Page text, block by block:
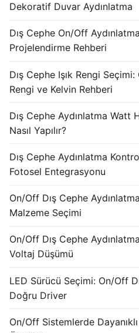
SSS
Dekoratif Duvar Aydınlatma
Dış Cephe On/Off
Projelendirme Rehberi
Dış Cephe Işık Rengi
Rengi ve Kelvin Rehberi
Dış Cephe Aydınlatma Watt
Nasıl Yapılır?
Dış Cephe Aydınlatma
Fotosel Entegrasyonu
On/Off Dış Cephe
Malzeme Seçimi
On/Off Dış Cephe
Voltaj Düşümü
LED Sürücü Seçimi: On/Off
Doğru Driver
On/Off Sistemlerde